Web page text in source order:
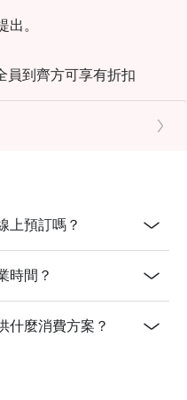
。
員到齊方可享有折扣
包括套餐和酒精飲品，不
同時使用
使用折扣
上預訂嗎？
時間？
什麼消費方案？